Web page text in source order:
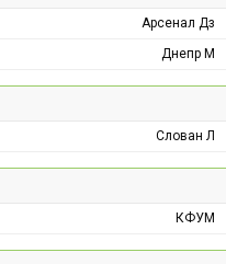
Арсенал Дз
Днепр М
Слован Л
КФУМ